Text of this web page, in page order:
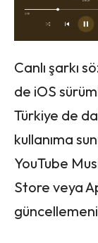
Canlı şarkı
de iOS
Türkiye de
kullanıma
YouTube
Store veya